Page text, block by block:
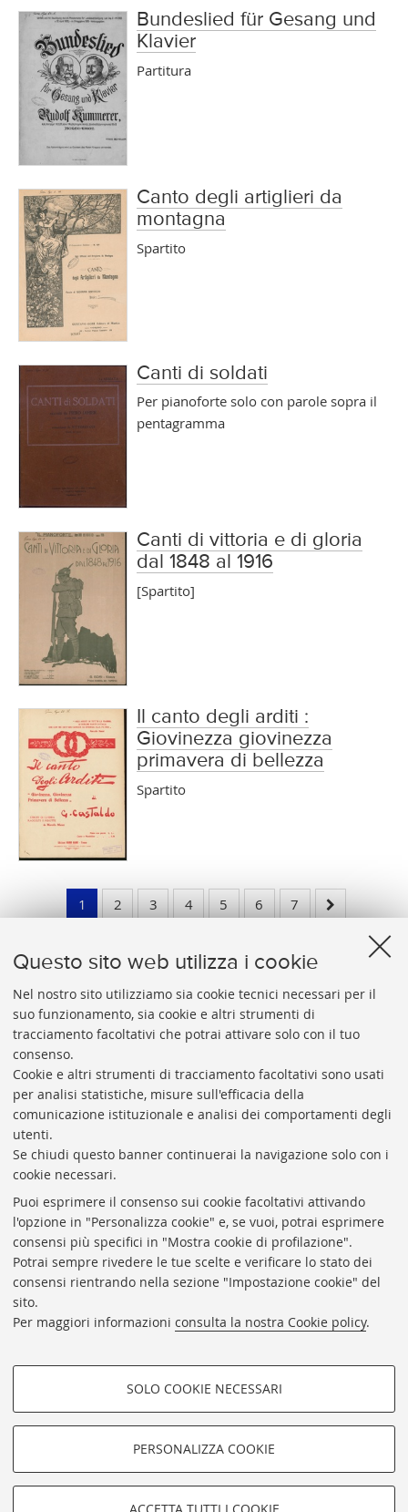
Questo sito web utilizza i cookie
Nel nostro sito utilizziamo sia cookie tecnici necessari per il
suo funzionamento, sia cookie e altri strumenti di
tracciamento facoltativi che potrai attivare solo con il tuo
consenso.
Cookie e altri strumenti di tracciamento facoltativi sono usati
per analisi statistiche, misure sull'efficacia della
comunicazione istituzionale e analisi dei comportamenti degli
utenti.
Se chiudi questo banner continuerai la navigazione solo con i
cookie necessari.
Puoi esprimere il consenso sui cookie facoltativi attivando
l'opzione in "Personalizza cookie" e, se vuoi, potrai esprimere
consensi più specifici in "Mostra cookie di profilazione".
Potrai sempre rivedere le tue scelte e verificare lo stato dei
consensi rientrando nella sezione "Impostazione cookie" del
sito.
Per maggiori informazioni consulta la nostra Cookie policy.
COOKIE DI PROFILAZIONE -
FACOLTATIVI
navigazione degli utenti, creare profili in base al loro comportamento
SOLO COOKIE NECESSARI
PERSONALIZZA COOKIE
Bundeslied für Gesang und
Klavier
Partitura
Canto degli artiglieri da
montagna
Spartito
Canti di soldati
Per pianoforte solo con parole sopra il
pentagramma
Canti di vittoria e di gloria
dal 1848 al 1916
[Spartito]
Il canto degli arditi :
Giovinezza giovinezza
primavera di bellezza
Spartito
1 2 3 4 5 6 7
UNIVERSITARIA
Presidente: prof. Francesco Citti
Coordinatrice gestionale: Maria Pia Torricelli
Responsabile Amministrativo: Luigia Di Pumpo
Via Zamboni, 33/35 - 40126 Bologna (BO)
Tel. +39 051 2088306 - Fax +39 051 2088385
bub.info@unibo.it
bub.biblioteca@pec.unibo.it
Dove siamo
Orario dei servizi
Helpdesk
Rubrica di Ateneo
Privacy e note legali
©Copyright 2026 - ALMA MATER STUDIORUM - Università di